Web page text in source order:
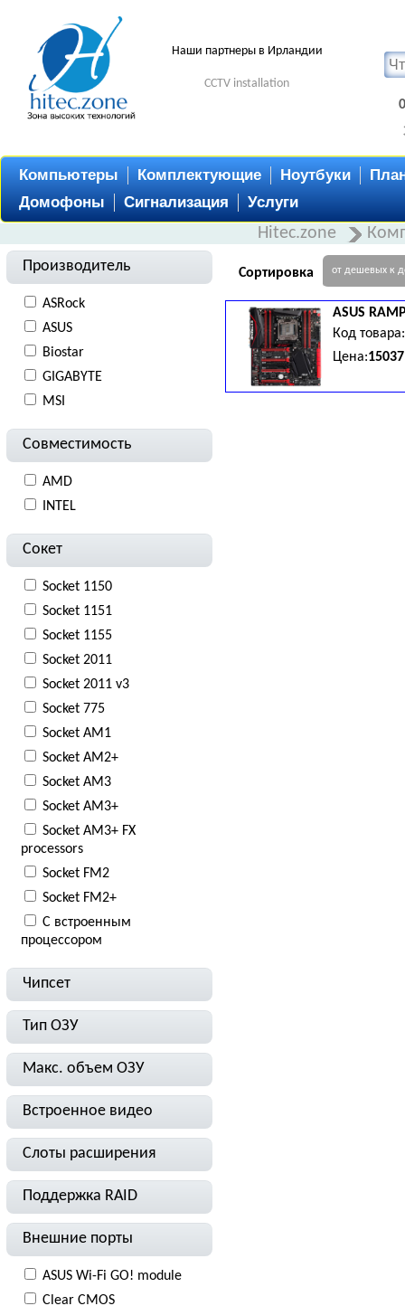
Наши партнеры в Ирландии
CCTV installation
Компьютеры Комплектующие Ноутбуки
Домофоны
Сигнализация Услуги
Hitec.zone
Производитель
ASRock
ASUS
Biostar
GIGABYTE
MSI
Совместимость
AMD
INTEL
Сокет
Socket 1150
Socket 1151
Socket 1155
Socket 2011
Socket 2011 v3
Socket 775
Socket AM1
Socket AM2+
Socket AM3
Socket AM3+
Socket AM3+ FX
processors
Socket FM2
Socket FM2+
С встроенным
процессором
Чипсет
Тип ОЗУ
Макс. объем ОЗУ
Встроенное видео
Слоты расширения
Поддержка RAID
Внешние порты
ASUS Wi-Fi GO! module
Clear CMOS
Сортировка от дешевых к
ASUS
Код
Цена: